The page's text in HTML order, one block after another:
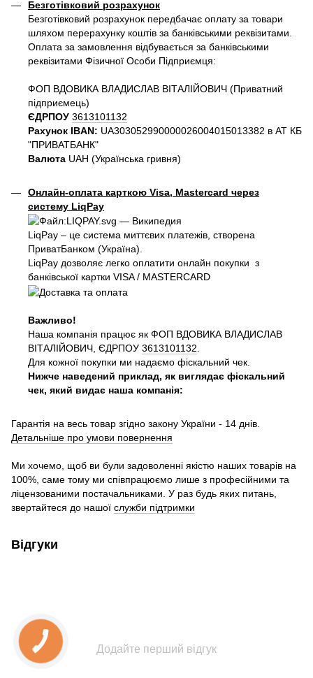
Безготівковий розрахунок
Безготівковий розрахунок передбачає оплату за товари
шляхом перерахунку коштів за банківськими реквізитами.
Оплата за замовлення відбувається за банківськими
реквізитами Фізичної Особи Підприємця:
ФОП ВДОВИКА ВЛАДИСЛАВ ВІТАЛІЙОВИЧ (Приватний
пiдприємець)
ЄДРПОУ 3613101132
Рахунок IBAN: UA303052990000026004015013382 в АТ КБ
"ПРИВАТБАНК"
Валюта UAH (Українська гривня)
Онлайн-оплата карткою Visa, Mastercard через
систему LiqPay
LiqPay – це система миттєвих платежів, створена
ПриватБанком (Україна).
LiqPay дозволяє легко оплатити онлайн покупки з
банківської картки VISA / MASTERCARD
Важливо!
Наша компанія працює як ФОП ВДОВИКА ВЛАДИСЛАВ
ВІТАЛІЙОВИЧ, ЄДРПОУ 3613101132
Для кожної покупки ми надаємо фіскальний чек.
Нижче наведений приклад, як виглядає фіскальний
чек, який видає наша компанія:
Гарантія на весь товар згідно закону України - 14 днів.
Детальніше про умови повернення
Ми хочемо, щоб ви були задоволенні якістю наших товарів на
100%, саме тому ми співпрацюємо лише з професійними та
ліцензованими постачальниками. У раз будь яких питань,
звертайтеся до нашої служби підтримки
Відгуки
Додайте перший відгук